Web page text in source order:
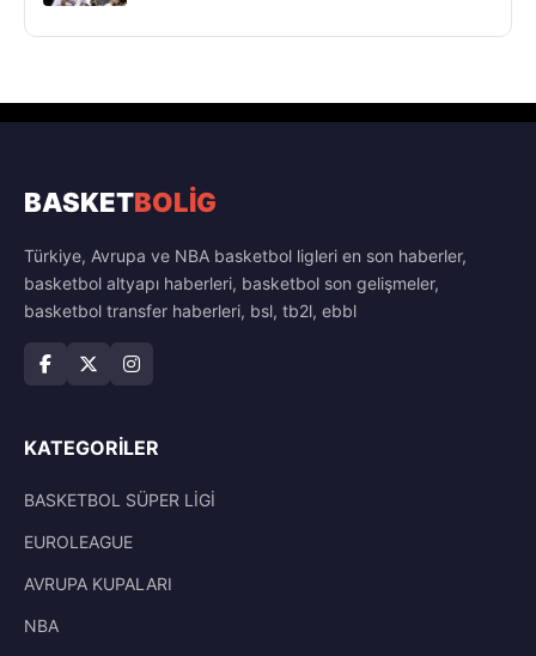
BASKETBOLİG
Türkiye, Avrupa ve NBA basketbol ligleri en son haberler,
basketbol altyapı haberleri, basketbol son gelişmeler,
basketbol transfer haberleri, bsl, tb2l, ebbl
KATEGORILER
BASKETBOL SÜPER LİGİ
EUROLEAGUE
AVRUPA KUPALARI
NBA